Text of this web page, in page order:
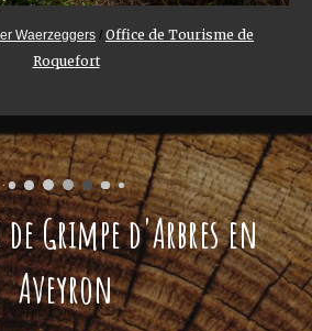
Waerzeggers / Office de Tourisme de
Roquefort
Grimpe d'Arbres en
Aveyron